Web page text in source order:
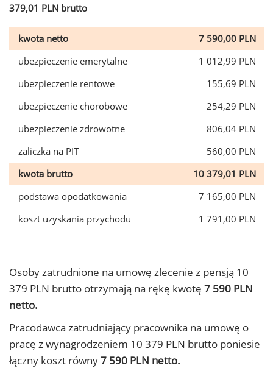
379,01 PLN brutto
kwota netto
7 590,00 PLN
ubezpieczenie emerytalne
1 012,99 PLN
ubezpieczenie rentowe
155,69 PLN
ubezpieczenie chorobowe
254,29 PLN
ubezpieczenie zdrowotne
806,04 PLN
zaliczka na PIT
560,00 PLN
kwota brutto
10 379,01 PLN
podstawa opodatkowania
7 165,00 PLN
koszt uzyskania przychodu
1 791,00 PLN
Osoby zatrudnione na umowę zlecenie z pensją 10
379 PLN brutto otrzymają na rękę kwotę 7 590 PLN
netto.
Pracodawca zatrudniający pracownika na umowę o
pracę z wynagrodzeniem 10 379 PLN brutto poniesie
łączny koszt równy7 590 PLN netto.